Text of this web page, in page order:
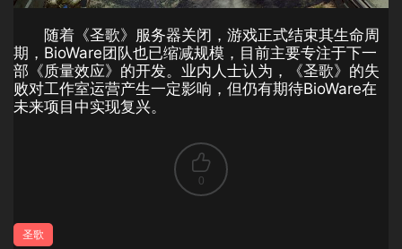
随着《圣歌》服务器关闭，游戏正式结束其生命周
期，BioWare团队也已缩减规模，目前主要专注于下一
部《质量效应》的开发。业内人士认为，《圣歌》的失
败对工作室运营产生一定影响，但仍有期待BioWare在
未来项目中实现复兴。
0
圣歌